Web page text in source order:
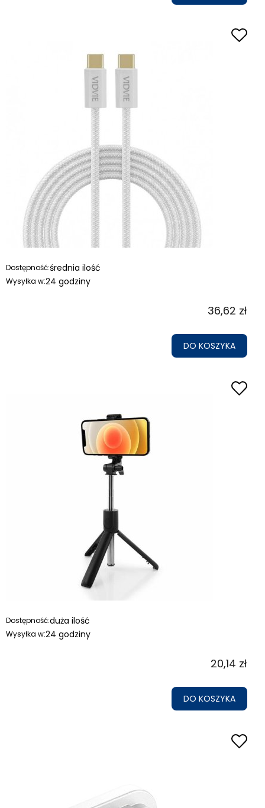
Dostępność:średnia ilość
Wysyłka w:24 godziny
36,62 zł
DO KOSZYKA
Dostępność:duża ilość
Wysyłka w:24 godziny
20,14 zł
DO KOSZYKA